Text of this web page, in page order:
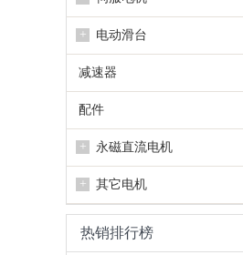
+ 电动滑台
减速器
配件
+ 永磁直流电机
+ 其它电机
热销排行榜